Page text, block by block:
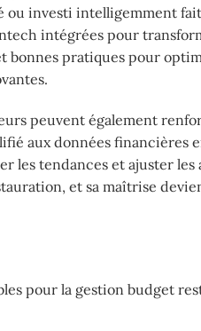
investi intelligemment
intégrées pour
bonnes pratiques pour
peuvent également
aux données
tendances et ajuster
et sa maîtrise
pour la gestion budget